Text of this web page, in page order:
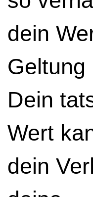
dein
Geltung
Dein
Wert
dein